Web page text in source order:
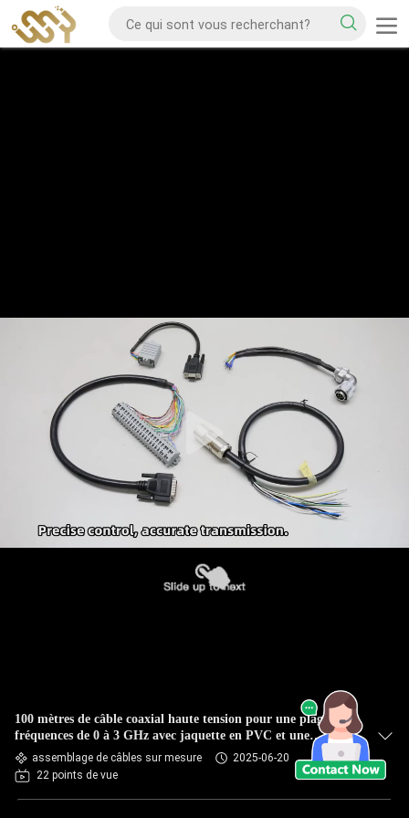
100 mètres de câble coaxial haute tension pour une plage de
fréquences de 0 à 3 GHz avec jaquette en PVC et une
impédance inférieure à 30 Ohm
assemblage de câbles sur mesure
2025-06-20
22 points de vue